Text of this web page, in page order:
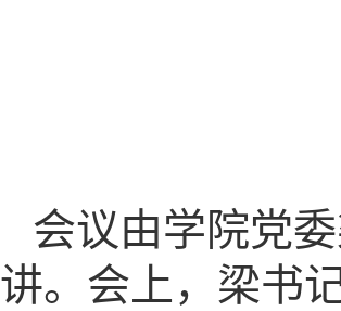
会议由学院党
讲。会上，梁书